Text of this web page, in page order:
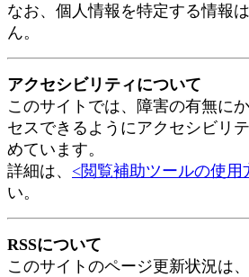
なお、個人情報を特定する情報
ん。
アクセシビリティについて
このサイトでは、障害の有無に
セスできるようにアクセシビリ
めています。
詳細は、 <閲覧補助ツールの使用
い。
RSSについて
このサイトのページ更新状況は